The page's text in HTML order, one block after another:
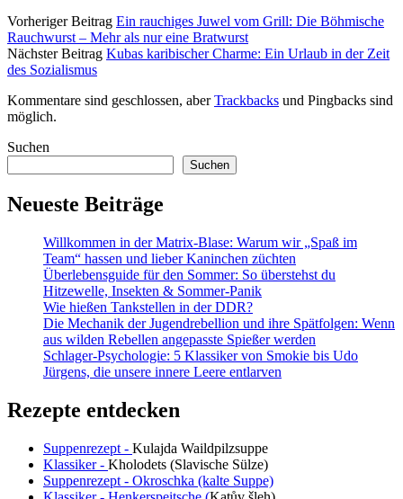
Vorheriger Beitrag Ein rauchiges Juwel vom Grill: Die Böhmische
Rauchwurst – Mehr als nur eine Bratwurst
Nächster Beitrag Kubas karibischer Charme: Ein Urlaub in der Zeit
des Sozialismus
Kommentare sind geschlossen, aberTrackbacks und Pingbacks sind
möglich.
Sidebar
Suchen
Suchen
Neueste Beiträge
Willkommen in der Matrix-Blase: Warum wir „Spaß im
Team“ hassen und lieber Kaninchen züchten
Überlebensguide für den Sommer: So überstehst du
Hitzewelle, Insekten & Sommer-Panik
Wie hießen Tankstellen in der DDR?
Die Mechanik der Jugendrebellion und ihre Spätfolgen: Wenn
aus wilden Rebellen angepasste Spießer werden
Schlager-Psychologie: 5 Klassiker von Smokie bis Udo
Jürgens, die unsere innere Leere entlarven
Rezepte entdecken
Suppenrezept - Kulajda Waildpilzsuppe
Klassiker - Kholodets (Slavische Sülze)
Suppenrezept - Okroschka (kalte Suppe)